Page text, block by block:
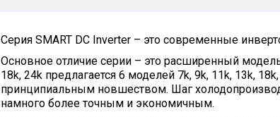
Серия SMART DC Inverter – это современные
Основное отличие серии – это расширенный
18k, 24k предлагается 6 моделей 7k, 9k, 11k, 13k,
принципиальным новшеством. Шаг
намного более точным и экономичным.